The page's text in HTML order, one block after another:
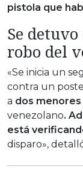
pistola que
Se
robo del
«Se inicia un
contra un
a dos menores
venezolano.
está
disparo»,